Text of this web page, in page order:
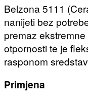
Belzona 5111
nanijeti bez
premaz
otpornosti te je
rasponom
Primjena